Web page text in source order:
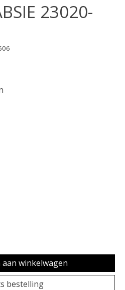
23020-
is
winkelwagen
bestelling